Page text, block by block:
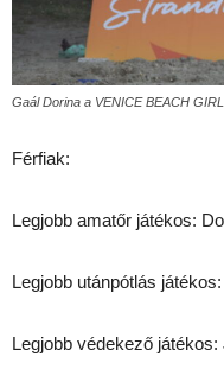
Gaál Dorina a VENICE BEACH
Férfiak:
Legjobb amatőr játékos:
Legjobb utánpótlás
Legjobb védekező